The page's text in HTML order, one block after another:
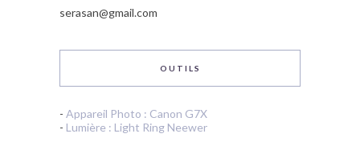
serasan@gmail.com
OUTILS
- Appareil Photo : Canon G7X
- Lumière : Light Ring Neewer